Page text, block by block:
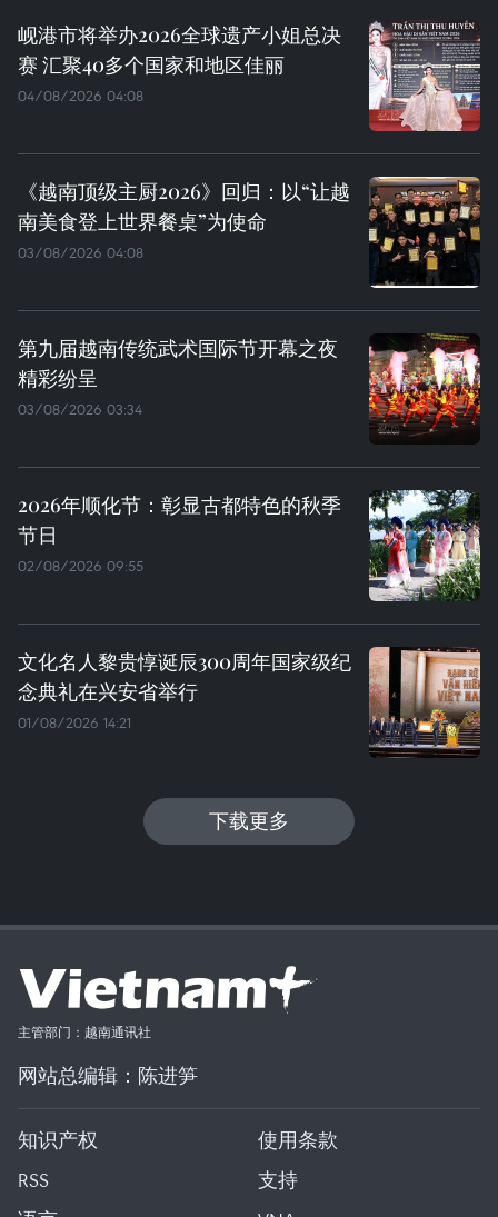
岘港市将举办2026全球遗产小姐总决
赛 汇聚40多个国家和地区佳丽
04/08/2026 04:08
《越南顶级主厨2026》回归：以“让越
南美食登上世界餐桌”为使命
03/08/2026 04:08
第九届越南传统武术国际节开幕之夜
精彩纷呈
03/08/2026 03:34
2026年顺化节：彰显古都特色的秋季
节日
02/08/2026 09:55
文化名人黎贵惇诞辰300周年国家级纪
念典礼在兴安省举行
01/08/2026 14:21
下载更多
主管部门：越南通讯社
网站总编辑：陈进笋
知识产权
使用条款
RSS
支持